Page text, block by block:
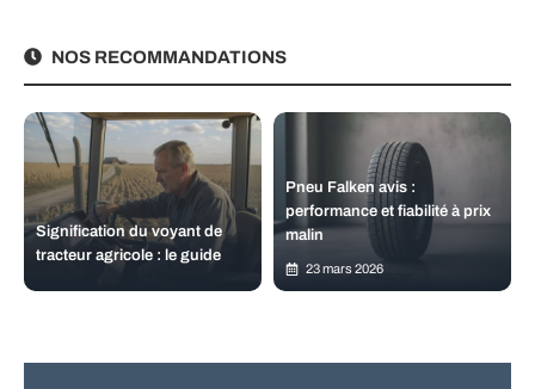
NOS RECOMMANDATIONS
Signification du voyant de
tracteur agricole : le guide
Pneu Falken avis :
performance et fiabilité à prix
malin
23 mars 2026